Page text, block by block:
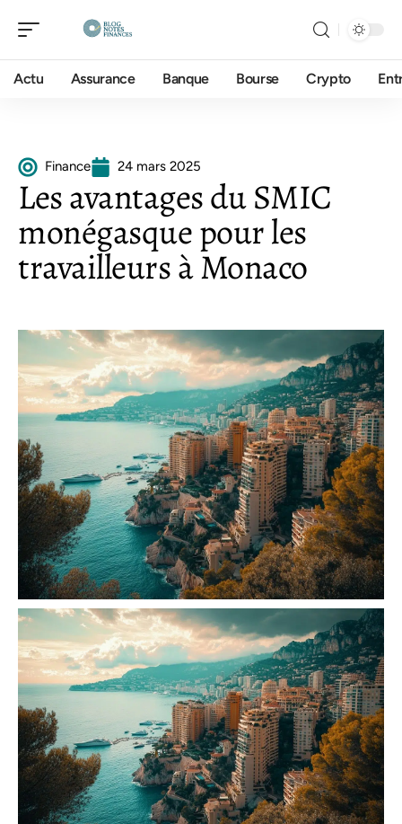
Actu Assurance Banque Bourse Crypto
Finance 24 mars 2025
Les avantages du SMIC
monégasque pour les
travailleurs à Monaco